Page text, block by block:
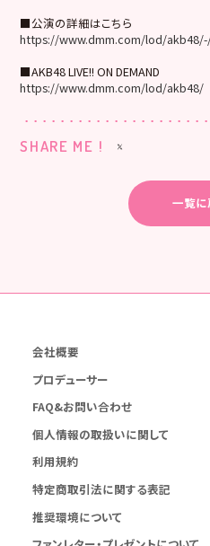
■公演の詳細はこちら
https://www.dmm.com/lod/
■AKB48 LIVE!! ON DEMAND
https://www.dmm.com/lod/akb48/
SHARE ME !
一覧に
会社概要
プロデューサー
FAQ&お問い合わせ
個人情報の取扱いに関して
利用規約
特定商取引法に関する表記
推奨環境について